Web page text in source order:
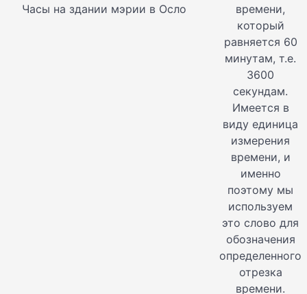
Часы на здании мэрии в Осло
времени,
который
равняется 60
минутам, т.е.
3600
секундам.
Имеется в
виду единица
измерения
времени, и
именно
поэтому мы
используем
это слово для
обозначения
определенного
отрезка
времени.